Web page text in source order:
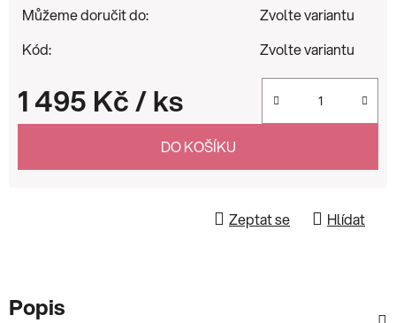
Můžeme doručit do:
Zvolte variantu
Kód:
Zvolte variantu
1 495 Kč/ ks
Měrná cena:
DO KOŠÍKU
Zeptat se Hlídat
Popis